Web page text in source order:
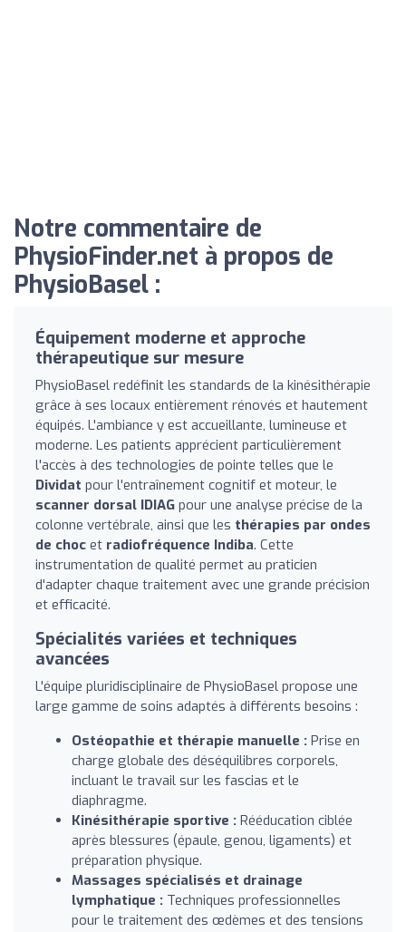
Notre commentaire de
PhysioFinder.net à propos de
PhysioBasel :
Équipement moderne et approche
thérapeutique sur mesure
PhysioBasel redéfinit les standards de la kinésithérapie
grâce à ses locaux entièrement rénovés et hautement
équipés. L'ambiance y est accueillante, lumineuse et
moderne. Les patients apprécient particulièrement
l'accès à des technologies de pointe telles que le
Dividat pour l'entraînement cognitif et moteur, le
scanner dorsal IDIAG pour une analyse précise de la
colonne vertébrale, ainsi que les thérapies par ondes
de choc et radiofréquence Indiba. Cette
instrumentation de qualité permet au praticien
d'adapter chaque traitement avec une grande précision
et efficacité.
Spécialités variées et techniques
avancées
L'équipe pluridisciplinaire de PhysioBasel propose une
large gamme de soins adaptés à différents besoins :
Ostéopathie et thérapie manuelle : Prise en
charge globale des déséquilibres corporels,
incluant le travail sur les fascias et le
diaphragme.
Kinésithérapie sportive : Rééducation ciblée
après blessures (épaule, genou, ligaments) et
préparation physique.
Massages spécialisés et drainage
lymphatique : Techniques professionnelles
pour le traitement des œdèmes et des tensions